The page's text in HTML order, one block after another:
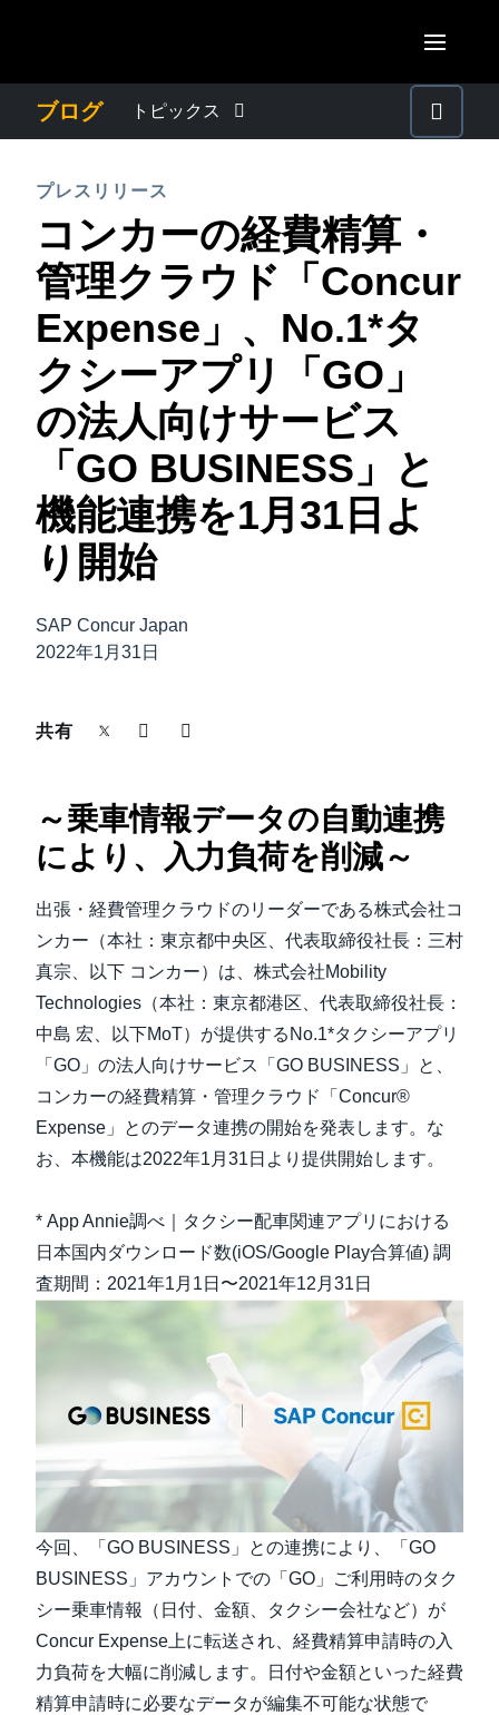
AMERICAS
Canada (Français)
México (Español)
Brasil (Português)
United Kingdom (English)
France (Français)
Deutschland (Deutsch)
Italia (Italiano)
Nederlands (English)
Sweden (English)
Denmark (English)
ASIA PACIFIC
Australia (English)
India (English)
日本（日本語)
Singapore (English)
ブログ トピックス
プレスリリース
電子帳簿保存法・インボイス制度
経理・総務の豆知識
出張・経費管理トレンド
中堅・中小企業
製品情報
導入事例
自治体・公共機関・教育機関等
プレスリリース
コンカーの経費精算・
管理クラウド「Concur
Expense」、No.1*タ
クシーアプリ「GO」
の法人向けサービス
「GO BUSINESS」と
機能連携を1月31日よ
り開始
SAP Concur Japan
2022年1月31日
共有
～乗車情報データの自動連携
により、入力負荷を削減～
出張・経費管理クラウドのリーダーである株式会社コ
ンカー（本社：東京都中央区、代表取締役社長：三村
真宗、以下 コンカー）は、株式会社Mobility
Technologies（本社：東京都港区、代表取締役社長：
中島 宏、以下MoT）が提供するNo.1*タクシーアプリ
「GO」の法人向けサービス「GO BUSINESS」と、
コンカーの経費精算・管理クラウド「Concur®
Expense」とのデータ連携の開始を発表します。な
お、本機能は2022年1月31日より提供開始します。
* App Annie調べ｜タクシー配車関連アプリにおける
日本国内ダウンロード数(iOS/Google Play合算値) 調
査期間：2021年1月1日〜2021年12月31日
今回、「GO BUSINESS」との連携により、「GO
BUSINESS」アカウントでの「GO」ご利用時のタク
シー乗車情報（日付、金額、タクシー会社など）が
Concur Expense上に転送され、経費精算申請時の入
力負荷を大幅に削減します。日付や金額といった経費
精算申請時に必要なデータが編集不可能な状態で